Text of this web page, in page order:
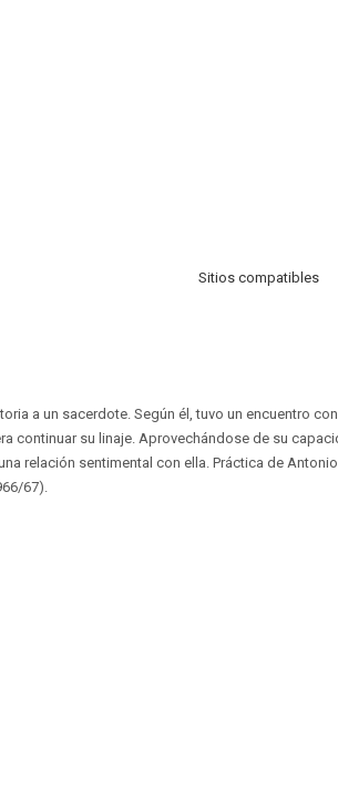
Sitios compatibles
a un sacerdote. Según él, tuvo un encuentro
continuar su linaje. Aprovechándose de su
relación sentimental con ella. Práctica de
67).